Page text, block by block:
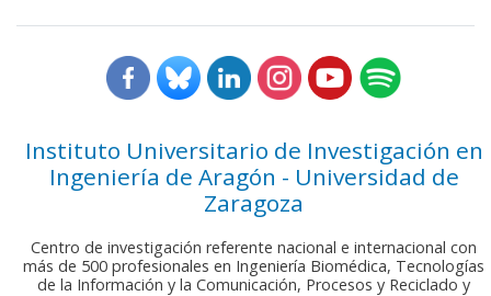
Instituto Universitario de Investigación en
Ingeniería de Aragón - Universidad de
Zaragoza
Centro de investigación referente nacional e internacional con
más de 500 profesionales en Ingeniería Biomédica, Tecnologías
de la Información y la Comunicación, Procesos y Reciclado y